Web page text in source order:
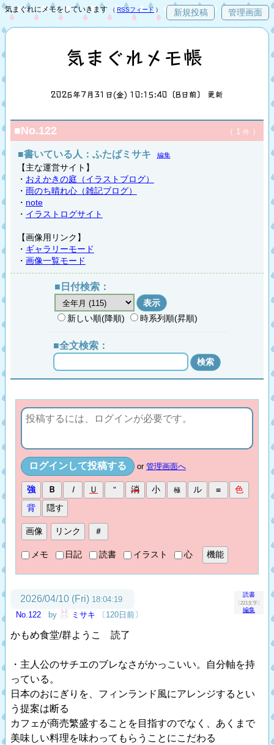
気まぐれにメモをしていきます （RSSフィード ） 新規投稿 管理画面
気まぐれメモ帳
2026年7月31日(金) 10:15:40〔8日前〕 更新
■No.122 （ 1 件 ）
■書いている人：ふたばミサキ 編集
【主な運営サイト】
・ おえかきの庭（イラストブログ）
・ 雨のち晴れ心（雑記ブログ）
・ note
・ イラストログサイト
【画像用リンク】
・ ギャラリーモード
・ 画像一覧モード
■日付検索：
新しい順(降順) 時系列順(昇順)
■全文検索：
or 管理画面へ
メモ 日記 読書 イラスト 心
読書
〔221文字〕
編集
2026/04/10 (Fri) 18:04:19
No.122
by ミサキ 〔120日前〕
かもめ食堂/群ようこ 読了
・主人公のサチエのブレなさがかっこいい。自分軸を持
っている。
日本のおにぎりを、フィンランド風にアレンジするとい
う提案は断る
カフェが商売繁盛することを目指すのでなく、あくまで
美味しい料理を味わってもらうことにこだわる